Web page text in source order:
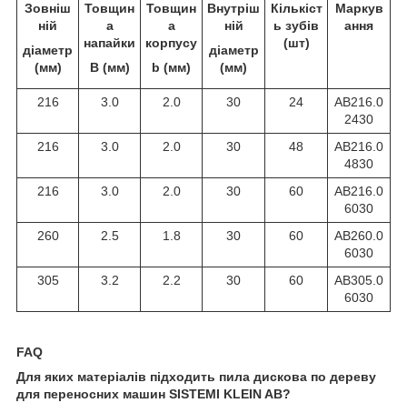
Зовніш
ній
діаметр
(мм)
Товщин
а
напайки
B (мм)
Товщин
а
корпусу
b (мм)
Внутріш
ній
діаметр
(мм)
Кількіст
ь зубів
(шт)
Маркув
ання
216 3.0 2.0 30 24
AB216.0
2430
216
3.0 2.0 30 48
AB216.0
4830
216
3.0 2.0 30 60
AB216.0
6030
260
2.5 1.8 30 60
AB260.0
6030
305
3.2 2.2 30 60
AB305.0
6030
FAQ
Для яких матеріалів підходить пила дискова по дереву
для переносних машин SISTEMI KLEIN AB?